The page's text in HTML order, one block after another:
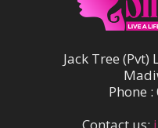
Jack Tree
Phone
Contact us: